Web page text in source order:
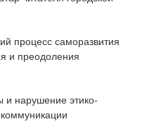
процесс саморазвития
и преодоления
нарушение этико-